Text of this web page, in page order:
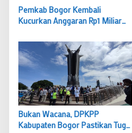
Pemkab Bogor Kembali
Kucurkan Anggaran Rp1 Miliar
Pancakarsa
Bukan Wacana, DPKPP
Kabupaten Bogor Pastikan Tugu